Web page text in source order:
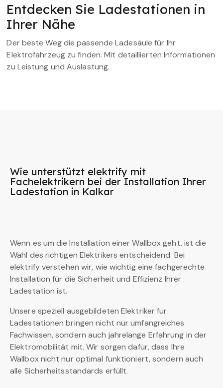
Entdecken Sie Ladestationen in
Ihrer Nähe
Der beste Weg die passende Ladesäule für Ihr
Elektrofahrzeug zu finden. Mit detaillierten Informationen
zu Leistung und Auslastung.
Wie unterstützt elektrify mit
Fachelektrikern bei der Installation Ihrer
Ladestation in Kalkar
Wenn es um die Installation einer Wallbox geht, ist die
Wahl des richtigen Elektrikers entscheidend. Bei
elektrify verstehen wir, wie wichtig eine fachgerechte
Installation für die Sicherheit und Effizienz Ihrer
Ladestation ist.
Unsere speziell ausgebildeten Elektriker für
Ladestationen bringen nicht nur umfangreiches
Fachwissen, sondern auch jahrelange Erfahrung in der
Elektromobilität mit. Wir sorgen dafür, dass Ihre
Wallbox nicht nur optimal funktioniert, sondern auch
alle Sicherheitsstandards erfüllt.